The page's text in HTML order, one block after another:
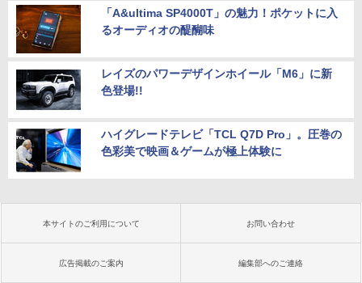
「A&ultima SP4000T」の魅力！ポケットに入
るオーディオの醍醐味
レイズのパワーデザインホイール「M6」に新
色登場!!
ハイグレードテレビ「TCL Q7D Pro」。圧巻の
色彩美で映画＆ゲームが極上体験に
本サイトのご利用について お問い合わせ
広告掲載のご案内 編集部へのご連絡